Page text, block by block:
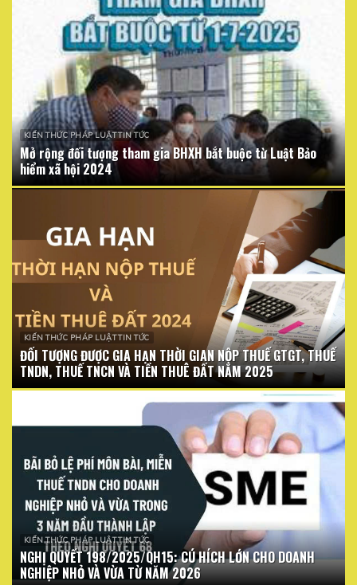
KIẾN THỨC PHÁP LUẬT TIN TỨC
Mở rộng đối tượng tham gia BHXH bắt buộc từ Luật Bảo
hiểm xã hội 2024
KIẾN THỨC PHÁP LUẬT TIN TỨC
ĐỐI TƯỢNG ĐƯỢC GIA HẠN THỜI GIAN NỘP THUẾ GTGT, THUẾ
TNDN, THUẾ TNCN VÀ TIỀN THUÊ ĐẤT NĂM 2025
KIẾN THỨC PHÁP LUẬT TIN TỨC
NGHỊ QUYẾT 198/2025/QH15: CÚ HÍCH LỚN CHO DOANH
NGHIỆP NHỎ VÀ VỪA TỪ NĂM 2026